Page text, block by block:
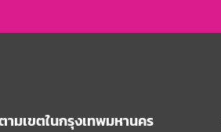
ามเขตในกรุงเทพมหานคร